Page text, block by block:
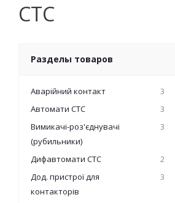
СТС
Разделы товаров
Аварійний контакт
3
Автомати СТС
3
Вимикачі-роз'єднувачі
(рубильники)
3
Дифавтомати СТС
2
Дод. пристрої для
контакторів
3